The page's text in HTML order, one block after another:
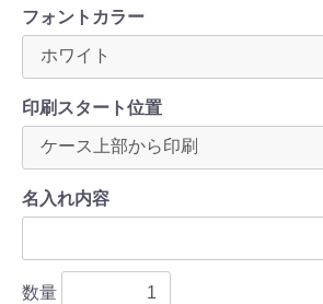
フォントカラー
印刷スタート位置
名入れ内容
数量